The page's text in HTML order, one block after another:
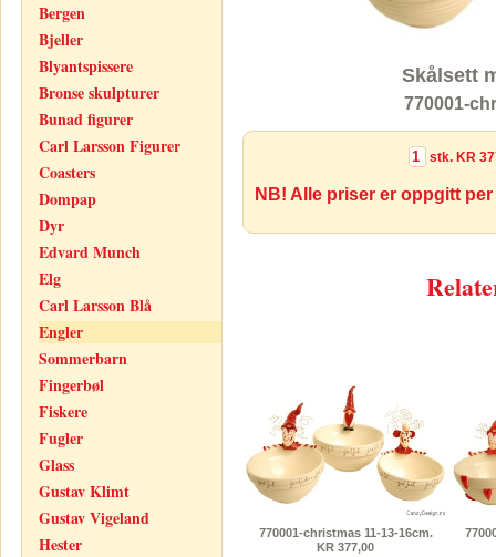
Bergen
Bjeller
Blyantspissere
Bronse skulpturer
Bunad figurer
Carl Larsson Figurer
Coasters
Dompap
Dyr
Edvard Munch
Elg
Carl Larsson Blå
Engler
Sommerbarn
Fingerbøl
Fiskere
Fugler
Glass
Gustav Klimt
Gustav Vigeland
Hester
Skålsett
770001-
stk. KR
NB! Alle priser er oppgitt
770001-christmas 11-13-16cm.
KR 377,00